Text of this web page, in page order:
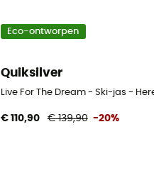
Eco-ontworpen
Quiksilver
Live For The Dream - Ski-jas -
€ 110,90 € 139,90 -20%